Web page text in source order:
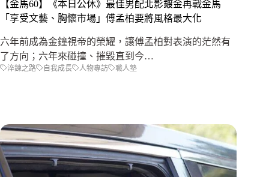
【金馬60】《本日公休》最佳男配北影鍍金再戰金馬
「享受文藝、胸懷市場」傅孟柏要將風格最大化
六年前成為金鐘視帝的榮耀，讓傅孟柏對表演的茫然有
了方向；六年來碰撞、摧毀直到今…
淬鍊之路 自我成長 人物專訪 職人塾